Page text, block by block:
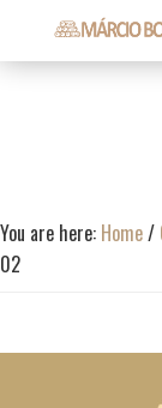
primary
content
footer Márcio
Márcio
You are here: Home/
02